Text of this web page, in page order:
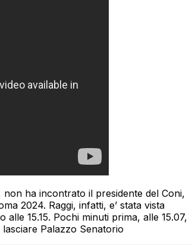
non ha incontrato il presidente del Coni,
2024. Raggi, infatti, e’ stata vista
15.15. Pochi minuti prima, alle 15.07,
Palazzo Senatorio